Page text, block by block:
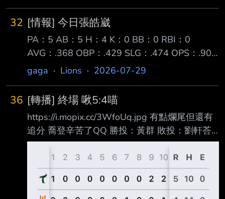
安，主戰捕手陳重羽將在球季結束後獲得自由球
員資格，陳重羽說，「進來到現在 也不年輕，
第1點是很開心達到資格，對我就是很大肯定，9
年要幾乎都在一軍才能達標，符 合這個資格，
起碼對我自己是肯定。」 2017年選秀會首輪指
名，陳重羽進職棒練到專職捕手，將在30歲獲得
FA資格，陳重羽本季前 56場出賽有55場蹲捕，
攻擊指數為.6
32 [情報] 今日張皓崴
PA：5 AB：5 H：4 K：0 BB：0 RBI：0
AVG：.368 OBP：.429 SLG：.474 OPS：.903
7月29日亞太台鋼統一之戰 近況火燙的喵以豪張
的球棒控制能力展露無疑 不管投到那個位置 用
切的用碰的總能帶到巧妙的位置 形成安打 不只
完成生涯第一次的猛打賞 還多送一支安打形成
鐵支 OPS也來到了.9大關 終場台鋼5：4擊敗統
gaga · Lions · 2026-07-29
36 [轉播] 終場 啾5:4喵
https://i.mopix.cc/3WfoUq.jpg 有點爛尾但還有
追分 喬登辛苦了QQ 勝投：黃群 敗投：劉軒荅
HR：王博玄 喬登 七局失1分 NP 104 張皓崴 4-
5,SB*2（生涯首鐵支） 陳傑憲2-4,SB*1 林子豪
2-5,1RBI,SB*1 潘傑楷2-5,1RBI --